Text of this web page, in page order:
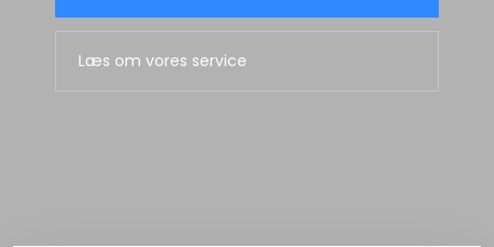
Læs om vores service